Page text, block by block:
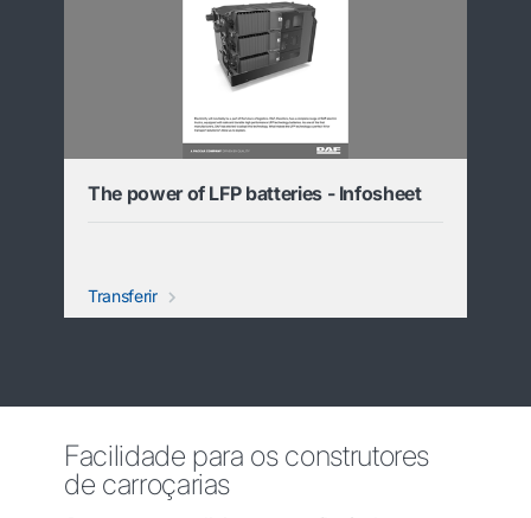
The power of LFP batteries - Infosheet
Transferir
Facilidade para os construtores
de carroçarias